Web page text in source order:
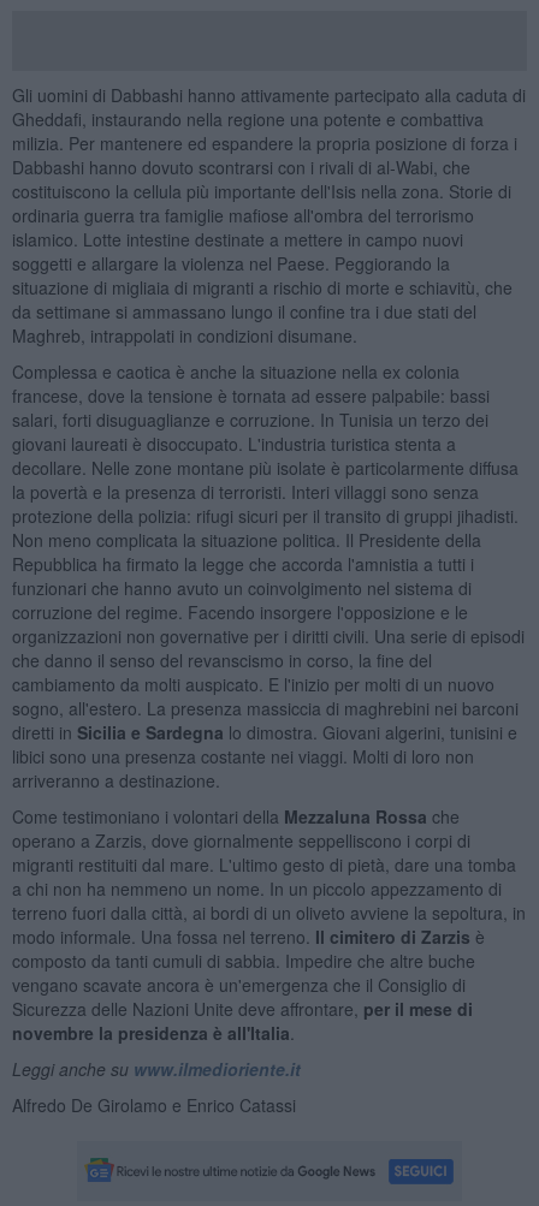
Gli uomini di Dabbashi hanno attivamente partecipato alla caduta di
Gheddafi, instaurando nella regione una potente e combattiva
milizia. Per mantenere ed espandere la propria posizione di forza i
Dabbashi hanno dovuto scontrarsi con i rivali di al-Wabi, che
costituiscono la cellula più importante dell'Isis nella zona. Storie di
ordinaria guerra tra famiglie mafiose all'ombra del terrorismo
islamico. Lotte intestine destinate a mettere in campo nuovi
soggetti e allargare la violenza nel Paese. Peggiorando la
situazione di migliaia di migranti a rischio di morte e schiavitù, che
da settimane si ammassano lungo il confine tra i due stati del
Maghreb, intrappolati in condizioni disumane.
Complessa e caotica è anche la situazione nella ex colonia
francese, dove la tensione è tornata ad essere palpabile: bassi
salari, forti disuguaglianze e corruzione. In Tunisia un terzo dei
giovani laureati è disoccupato. L'industria turistica stenta a
decollare. Nelle zone montane più isolate è particolarmente diffusa
la povertà e la presenza di terroristi. Interi villaggi sono senza
protezione della polizia: rifugi sicuri per il transito di gruppi jihadisti.
Non meno complicata la situazione politica. Il Presidente della
Repubblica ha firmato la legge che accorda l'amnistia a tutti i
funzionari che hanno avuto un coinvolgimento nel sistema di
corruzione del regime. Facendo insorgere l'opposizione e le
organizzazioni non governative per i diritti civili. Una serie di episodi
che danno il senso del revanscismo in corso, la fine del
cambiamento da molti auspicato. E l'inizio per molti di un nuovo
sogno, all'estero. La presenza massiccia di maghrebini nei barconi
diretti in Sicilia e Sardegna lo dimostra. Giovani algerini, tunisini e
libici sono una presenza costante nei viaggi. Molti di loro non
arriveranno a destinazione.
Come testimoniano i volontari della Mezzaluna Rossa che
operano a Zarzis, dove giornalmente seppelliscono i corpi di
migranti restituiti dal mare. L'ultimo gesto di pietà, dare una tomba
a chi non ha nemmeno un nome. In un piccolo appezzamento di
terreno fuori dalla città, ai bordi di un oliveto avviene la sepoltura, in
modo informale. Una fossa nel terreno. Il cimitero di Zarzis è
composto da tanti cumuli di sabbia. Impedire che altre buche
vengano scavate ancora è un'emergenza che il Consiglio di
Sicurezza delle Nazioni Unite deve affrontare, per il mese di
novembre la presidenza è all'Italia
Leggi anche su www.ilmedioriente.it
Alfredo De Girolamo e Enrico Catassi